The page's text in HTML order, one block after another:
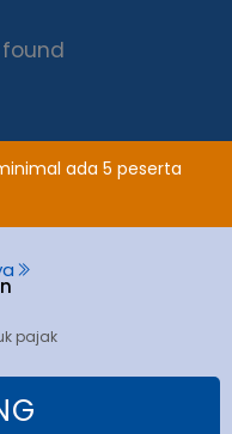
ada 5 peserta
pajak